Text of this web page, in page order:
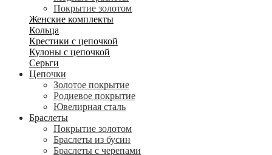
Покрытие золотом
Женские комплекты
Кольца
Крестики с цепочкой
Кулоны с цепочкой
Серьги
Цепочки
Золотое покрытие
Родиевое покрытие
Ювелирная сталь
Браслеты
Покрытие золотом
Браслеты из бусин
Браслеты с черепами